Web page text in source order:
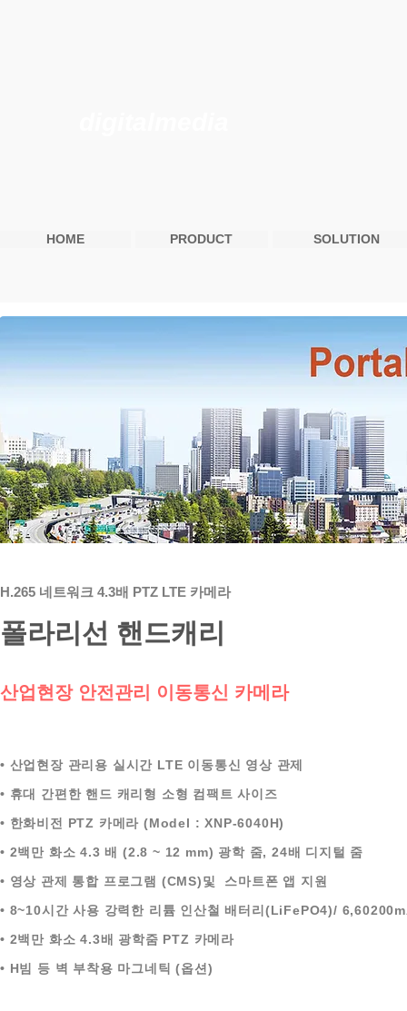
HOME PRODUCT SOLUTION
H.265 네트워크 4.3배 PTZ LTE 카메라
​​폴라리선 핸드캐리
산업현장 안전관리 이동통신 카메라
• 산업현장 관리용 실시간 LTE 이동통신 영상 관제
• 휴대 간편한 핸드 캐리형 소형 컴팩트 사이즈
• 한화비전 PTZ 카메라 (Model : XNP-6040H)
• 2백만 화소 4.3 배 (2.8 ~ 12 mm) 광학 줌, 24배 디지털 줌
• 영상 관제 통합 프로그램 (CMS)및 스마트폰 앱 지원
• 8~10시간 사용 강력한 리튬 인산철 배터리(LiFePO4)/
• 2백만 화소 4.3배 광학줌 PTZ 카메라
• H빔 등 벽 부착용 마그네틱 (옵션)